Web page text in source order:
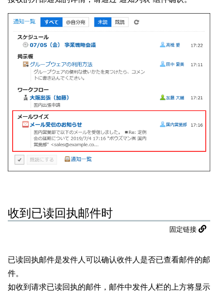
收到已读回执邮件时
固定链接
已读回执邮件是发件人可以确认收件人是否已查看邮件的邮
件。
如收到请求已读回执的邮件，邮件中发件人栏的上方将显示